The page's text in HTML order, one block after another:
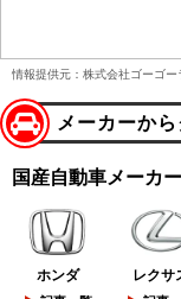
情報提供元：株式会社ゴーゴー
メーカーか
国産自動車メーカー
ホンダ レクサ